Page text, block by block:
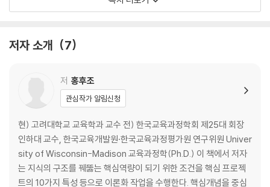
재구성의 범위와 유형 23
교과를 중심으로 한 교육과정 재구성
제2장 교과중심 교육을 위한 교육과정 재구성 29
제1절 기본 관점 29
등장 배경 31
주요 학자 및 이론 32
저자 소개 7
저 홍후조
관심작가 알림신청
현) 고려대학교 교육학과 교수 전) 한국교육과정학회 제25대 회장
인하대 교수, 한국교육개발원·한국교육과정평가원 연구위원 Univer
sity of Wisconsin-Madison 교육과정학(Ph.D.) 이 책에서 저자
는 지식의 구조를 꿰뚫는 핵심역량이 되기 위한 조건을 핵심 프로젝
트의 10가지 특성 등으로 이론화 작업을 수행한다. 핵심개념을 중심